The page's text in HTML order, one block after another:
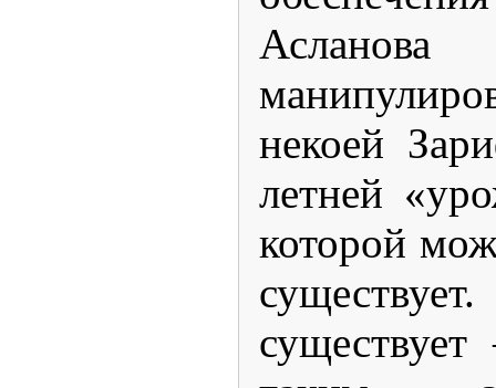
Асланова
некоей
летней
которой